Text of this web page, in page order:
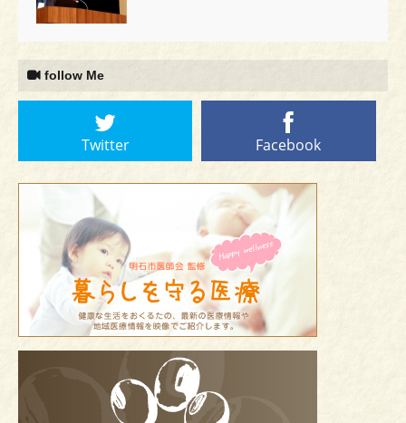
follow Me
Twitter Facebook